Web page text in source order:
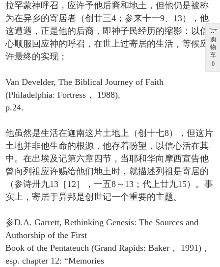
拉罕蒙神呼召，应许予他后裔和地土，但他仍是被称
为在异乡的寄居者（创廿三4；参来十一9、13），他
这遭遇，正是他的后裔，即神子民经历的缩影：以信
心顺服回应神的呼召，在世上过寄居的生活，等候应
许最终的实现；
Van Develder, The Biblical Journey of Faith
(Philadelphia: Fortress， 1988),
p.24.
他虽然是生活在迦南这片土地上（创十七8），但这片
土地并非他生命的根源，他存着盼望，以信心活在其
中。在出埃及记第六章四节，当耶和华向摩西宣告他
曾向列祖应许赐给他们地土时，就描述列祖是寄居的
（参诗卅九13［12］，一五8～13；代上廿九15）。事
实上，寄居于异邦是创世记一个重要的主题。
参D.A. Garrett, Rethinking Genesis: The Sources and
Authorship of the First
Book of the Pentateuch (Grand Rapids: Baker， 1991)，
esp. chapter 12: “Memories
购
物
车
0